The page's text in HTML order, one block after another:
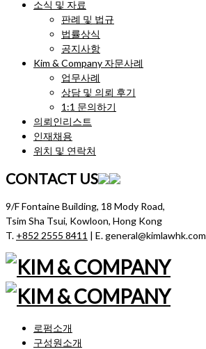
소식 및 자료
판례 및 법규
법률상식
공지사항
Kim & Company 자문사례
업무사례
상담 및 의뢰 후기
1:1 문의하기
의뢰인리스트
인재채용
위치 및 연락처
CONTACT US
9/F Fontaine Building, 18 Mody Road,
Tsim Sha Tsui, Kowloon, Hong Kong
T. +852 2555 8411 | E. general@kimlawhk.com
로펌소개
구성원소개